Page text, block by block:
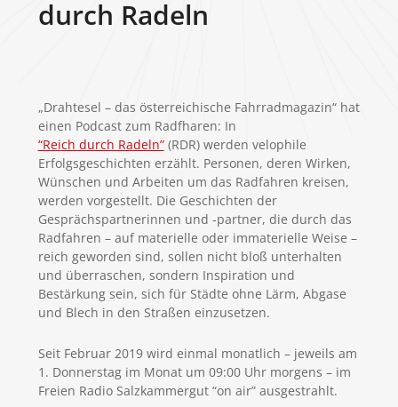
durch Radeln
„Drahtesel – das österreichische Fahrradmagazin“ hat
einen Podcast zum Radfharen: In
“Reich durch Radeln”(RDR) werden velophile
Erfolgsgeschichten erzählt. Personen, deren Wirken,
Wünschen und Arbeiten um das Radfahren kreisen,
werden vorgestellt. Die Geschichten der
Gesprächspartnerinnen und -partner, die durch das
Radfahren – auf materielle oder immaterielle Weise –
reich geworden sind, sollen nicht bloß unterhalten
und überraschen, sondern Inspiration und
Bestärkung sein, sich für Städte ohne Lärm, Abgase
und Blech in den Straßen einzusetzen.
Seit Februar 2019 wird einmal monatlich – jeweils am
1. Donnerstag im Monat um 09:00 Uhr morgens – im
Freien Radio Salzkammergut “on air” ausgestrahlt.